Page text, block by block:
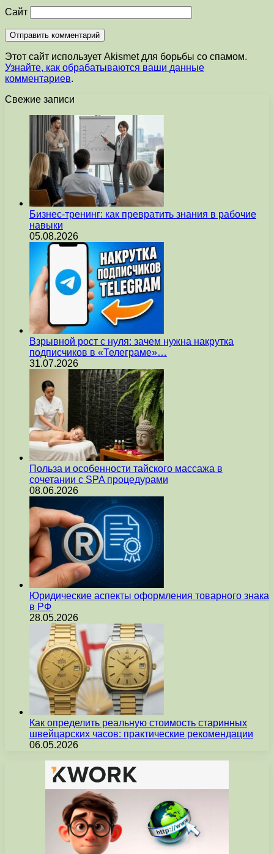
Сайт
Этот сайт использует Akismet для борьбы со спамом.
Узнайте, как обрабатываются ваши данные
комментариев.
Свежие записи
Бизнес-тренинг: как превратить знания в рабочие
навыки
05.08.2026
Взрывной рост с нуля: зачем нужна накрутка
подписчиков в «Телеграме»…
31.07.2026
Польза и особенности тайского массажа в
сочетании с SPA процедурами
08.06.2026
Юридические аспекты оформления товарного знака
в РФ
28.05.2026
Как определить реальную стоимость старинных
швейцарских часов: практические рекомендации
06.05.2026